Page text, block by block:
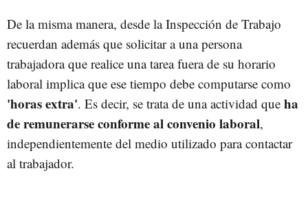
De la misma manera, desde la Inspección de Trabajo
recuerdan además que solicitar a una persona
trabajadora que realice una tarea fuera de su horario
laboral implica que ese tiempo debe computarse como
'horas extra'. Es decir, se trata de una actividad que ha
de remunerarse conforme al convenio laboral,
independientemente del medio utilizado para contactar
al trabajador.